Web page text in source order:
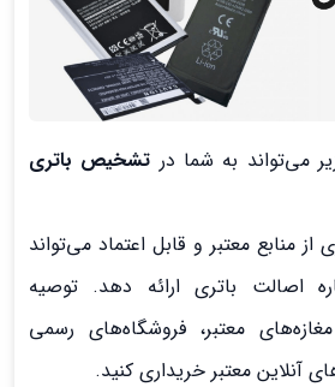
می‌تواند به شما در تشخیص باتری
از منابع معتبر و قابل اعتماد می‌تواند
اصالت باتری ارائه دهد. توصیه
معتبر، فروشگاه‌های رسمی
آنلاین معتبر خریداری کنید.